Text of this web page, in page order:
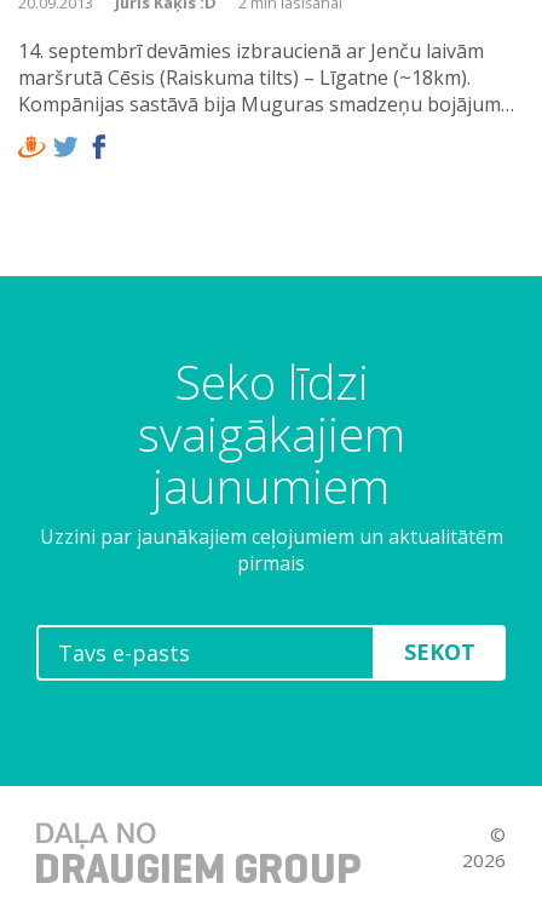
14. septembrī devāmies izbraucienā ar Jenču laivām
maršrutā Cēsis (Raiskuma tilts) – Līgatne (~18km).
Kompānijas sastāvā bija Muguras smadzeņu bojājum…
Seko līdzi
svaigākajiem
jaunumiem
Uzzini par jaunākajiem ceļojumiem un aktualitātēm
pirmais
SEKOT
©
2026